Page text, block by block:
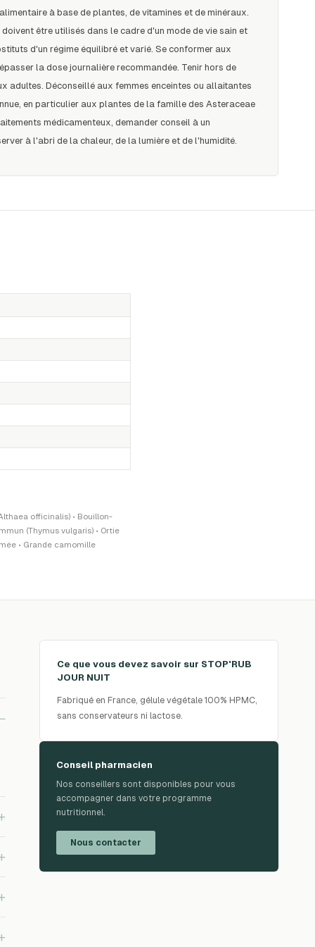
à base de plantes, de vitamines et de minéraux.
être utilisés dans le cadre d'un mode de vie sain et
d'un régime équilibré et varié. Se conformer aux
la dose journalière recommandée. Tenir hors de
adultes. Déconseillé aux femmes enceintes ou allaitantes
en particulier aux plantes de la famille des Asteraceae
médicamenteux, demander conseil à un
à l'abri de la chaleur, de la lumière et de l'humidité.
officinalis) • Bouillon-
(Thymus vulgaris) • Ortie
• Grande camomille
Ce que vous devez savoir sur STOP'RUB
JOUR NUIT
Fabriqué en France, gélule végétale 100% HPMC,
sans conservateurs ni lactose.
Conseil pharmacien
Nos conseillers sont disponibles pour vous
accompagner dans votre programme
nutritionnel.
Nous contacter